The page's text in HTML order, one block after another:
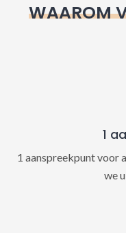
WAAROM
1
1 aanspreekpunt voor
we